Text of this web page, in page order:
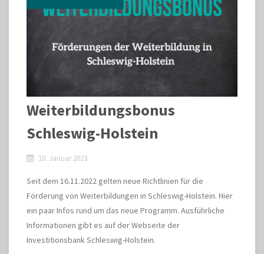
Weiterbildungsbonus
Schleswig-Holstein
10. Januar 2023
Seit dem 16.11.2022 gelten neue Richtlinien für die
Förderung von Weiterbildungen in Schleswig-Holstein. Hier
ein paar Infos rund um das neue Programm. Ausführliche
Informationen gibt es auf der Webseite der
Investitionsbank Schleswig-Holstein.